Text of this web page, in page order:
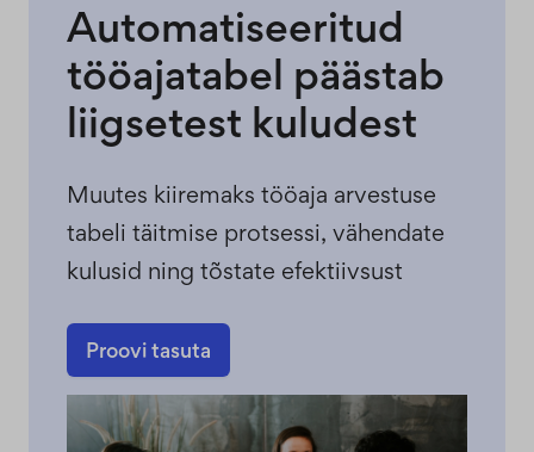
Automatiseeritud
tööajatabel päästab
liigsetest kuludest
Muutes kiiremaks tööaja arvestuse
tabeli täitmise protsessi, vähendate
kulusid ning tõstate efektiivsust
Proovi tasuta